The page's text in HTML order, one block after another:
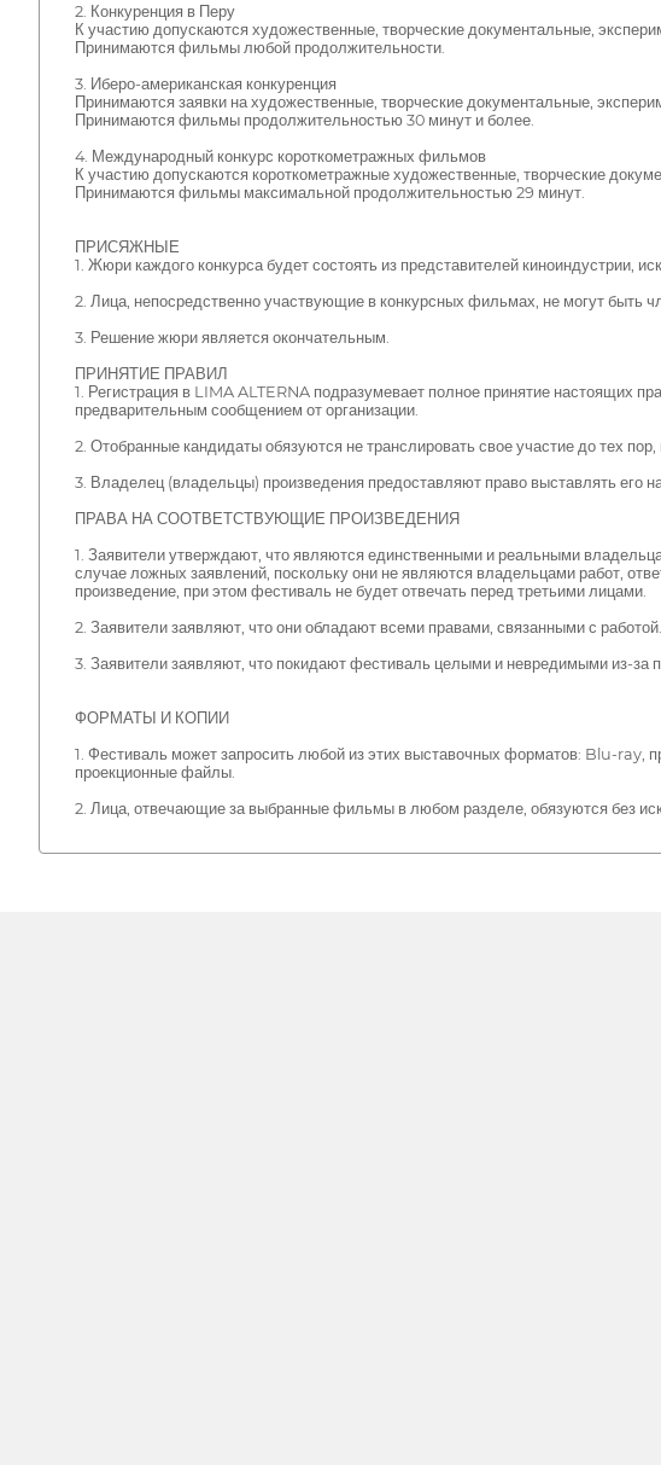
2. Конкуренция в Перу
К участию допускаются художественные, творческие документальные,
Принимаются фильмы любой продолжительности.
3. Иберо-американская конкуренция
Принимаются заявки на художественные, творческие документальные,
Принимаются фильмы продолжительностью 30 минут и более.
4. Международный конкурс короткометражных фильмов
К участию допускаются короткометражные художественные, творческие
Принимаются фильмы максимальной продолжительностью 29 минут.
ПРИСЯЖНЫЕ
1. Жюри каждого конкурса будет состоять из представителей киноиндустрии,
2. Лица, непосредственно участвующие в конкурсных фильмах, не могут быть
3. Решение жюри является окончательным.
ПРИНЯТИЕ ПРАВИЛ
1. Регистрация в LIMA ALTERNA подразумевает полное принятие настоящих
предварительным сообщением от организации.
2. Отобранные кандидаты обязуются не транслировать свое участие до тех
3. Владелец (владельцы) произведения предоставляют право выставлять его
ПРАВА НА СООТВЕТСТВУЮЩИЕ ПРОИЗВЕДЕНИЯ
1. Заявители утверждают, что являются единственными и реальными
случае ложных заявлений, поскольку они не являются владельцами работ,
произведение, при этом фестиваль не будет отвечать перед третьими лицами.
2. Заявители заявляют, что они обладают всеми правами, связанными с работой.
3. Заявители заявляют, что покидают фестиваль целыми и невредимыми из-за
ФОРМАТЫ И КОПИИ
1. Фестиваль может запросить любой из этих выставочных форматов: Blu-
проекционные файлы.
2. Лица, отвечающие за выбранные фильмы в любом разделе, обязуются без